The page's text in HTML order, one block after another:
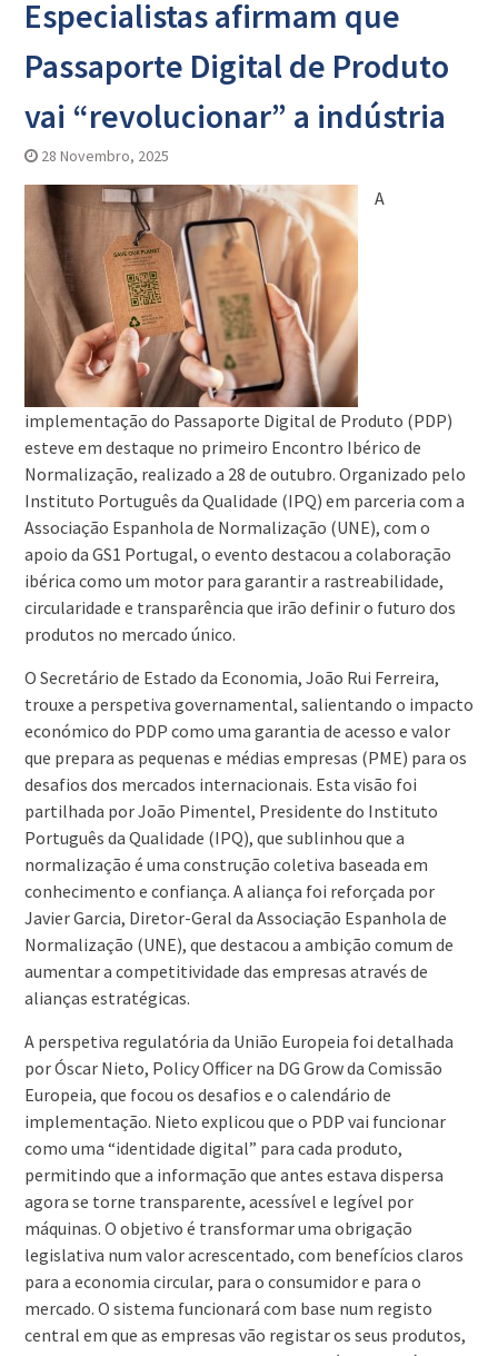
Especialistas afirmam que
Passaporte Digital de Produto
vai “revolucionar” a indústria
28 Novembro, 2025
A
implementação do Passaporte Digital de Produto (PDP)
esteve em destaque no primeiro Encontro Ibérico de
Normalização, realizado a 28 de outubro. Organizado pelo
Instituto Português da Qualidade (IPQ) em parceria com a
Associação Espanhola de Normalização (UNE), com o
apoio da GS1 Portugal, o evento destacou a colaboração
ibérica como um motor para garantir a rastreabilidade,
circularidade e transparência que irão definir o futuro dos
produtos no mercado único.
O Secretário de Estado da Economia, João Rui Ferreira,
trouxe a perspetiva governamental, salientando o impacto
económico do PDP como uma garantia de acesso e valor
que prepara as pequenas e médias empresas (PME) para os
desafios dos mercados internacionais. Esta visão foi
partilhada por João Pimentel, Presidente do Instituto
Português da Qualidade (IPQ), que sublinhou que a
normalização é uma construção coletiva baseada em
conhecimento e confiança. A aliança foi reforçada por
Javier Garcia, Diretor-Geral da Associação Espanhola de
Normalização (UNE), que destacou a ambição comum de
aumentar a competitividade das empresas através de
alianças estratégicas.
A perspetiva regulatória da União Europeia foi detalhada
por Óscar Nieto, Policy Officer na DG Grow da Comissão
Europeia, que focou os desafios e o calendário de
implementação. Nieto explicou que o PDP vai funcionar
como uma “identidade digital” para cada produto,
permitindo que a informação que antes estava dispersa
agora se torne transparente, acessível e legível por
máquinas. O objetivo é transformar uma obrigação
legislativa num valor acrescentado, com benefícios claros
para a economia circular, para o consumidor e para o
mercado. O sistema funcionará com base num registo
central em que as empresas vão registar os seus produtos,